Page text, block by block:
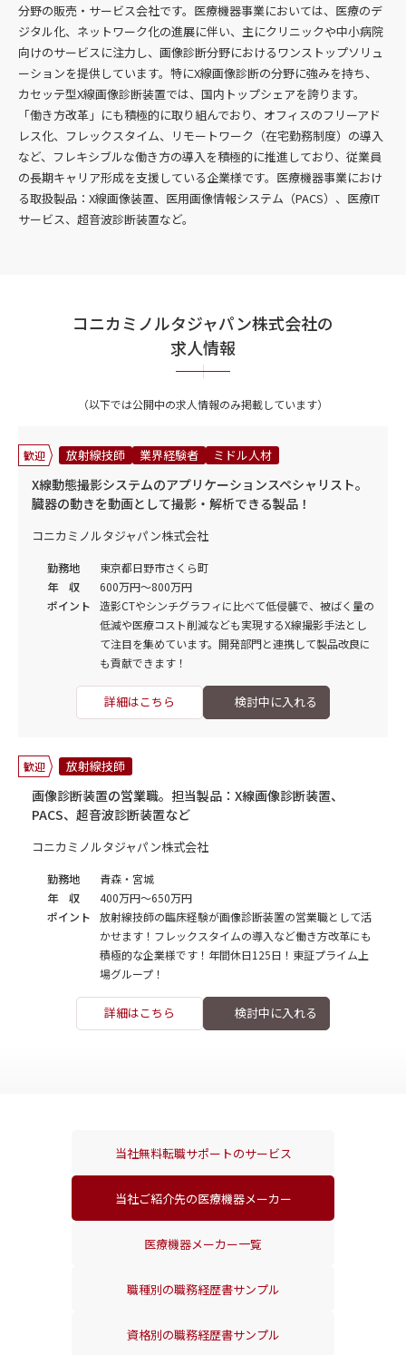
分野の販売・サービス会社です。医療機器事業においては、医療のデ
ジタル化、ネットワーク化の進展に伴い、主にクリニックや中小病院
向けのサービスに注力し、画像診断分野におけるワンストップソリュ
ーションを提供しています。特にX線画像診断の分野に強みを持ち、
カセッテ型X線画像診断装置では、国内トップシェアを誇ります。
「働き方改革」にも積極的に取り組んでおり、オフィスのフリーアド
レス化、フレックスタイム、リモートワーク（在宅勤務制度）の導入
など、フレキシブルな働き方の導入を積極的に推進しており、従業員
の長期キャリア形成を支援している企業様です。医療機器事業におけ
る取扱製品：X線画像装置、医用画像情報システム（PACS）、医療IT
サービス、超音波診断装置など。
コニカミノルタジャパン株式会社の
求人情報
（以下では公開中の求人情報のみ掲載しています）
歓迎 放射線技師 業界経験者 ミドル人材
X線動態撮影システムのアプリケーションスペシャリスト。
臓器の動きを動画として撮影・解析できる製品！
コニカミノルタジャパン株式会社
勤務地
東京都日野市さくら町
年 収
600万円～800万円
ポイント
造影CTやシンチグラフィに比べて低侵襲で、被ばく量の
低減や医療コスト削減なども実現するX線撮影手法とし
て注目を集めています。開発部門と連携して製品改良に
も貢献できます！
詳細はこちら
歓迎 放射線技師
画像診断装置の営業職。担当製品：X線画像診断装置、
PACS、超音波診断装置など
コニカミノルタジャパン株式会社
勤務地
青森・宮城
年 収
400万円～650万円
ポイント
放射線技師の臨床経験が画像診断装置の営業職として活
かせます！フレックスタイムの導入など働き方改革にも
積極的な企業様です！年間休日125日！東証プライム上
場グループ！
詳細はこちら
当社無料転職サポートのサービス
当社ご紹介先の医療機器メーカー
医療機器メーカー一覧
職種別の職務経歴書サンプル
資格別の職務経歴書サンプル